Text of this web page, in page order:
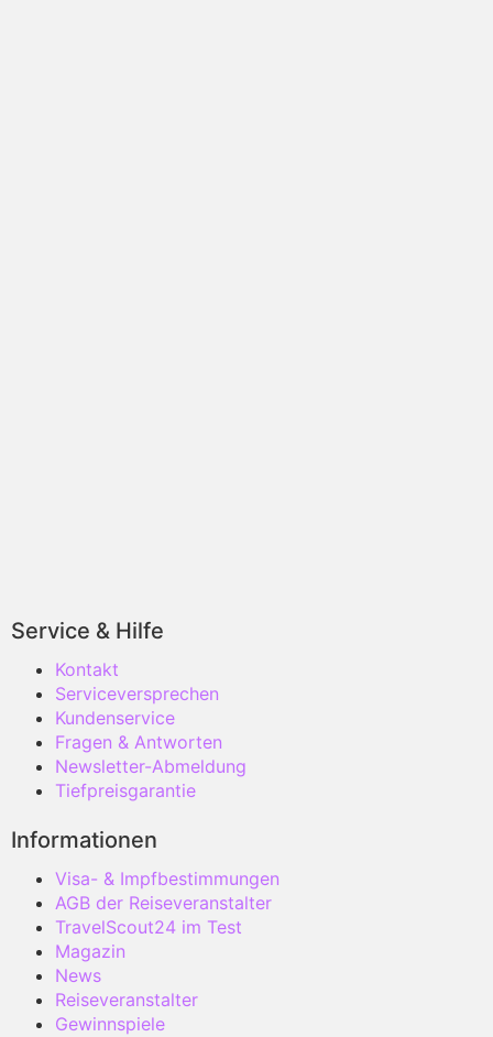
Service & Hilfe
Kontakt
Serviceversprechen
Kundenservice
Fragen & Antworten
Newsletter-Abmeldung
Tiefpreisgarantie
Informationen
Visa- & Impfbestimmungen
AGB der Reiseveranstalter
TravelScout24 im Test
Magazin
News
Reiseveranstalter
Gewinnspiele